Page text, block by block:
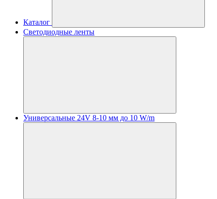
Каталог
Светодиодные ленты
Универсальные 24V 8-10 мм до 10 W/m